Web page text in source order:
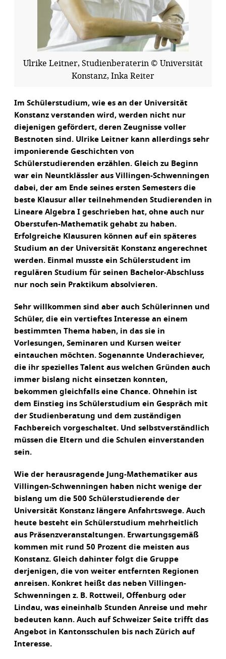
Ulrike Leitner, Studienberaterin © Universität
Konstanz, Inka Reiter
Im Schülerstudium, wie es an der Universität
Konstanz verstanden wird, werden nicht nur
diejenigen gefördert, deren Zeugnisse voller
Bestnoten sind. Ulrike Leitner kann allerdings sehr
imponierende Geschichten von
Schülerstudierenden erzählen. Gleich zu Beginn
war ein Neuntklässler aus Villingen-Schwenningen
dabei, der am Ende seines ersten Semesters die
beste Klausur aller teilnehmenden Studierenden in
Lineare Algebra I geschrieben hat, ohne auch nur
Oberstufen-Mathematik gehabt zu haben.
Erfolgreiche Klausuren können auf ein späteres
Studium an der Universität Konstanz angerechnet
werden. Einmal musste ein Schülerstudent im
regulären Studium für seinen Bachelor-Abschluss
nur noch sein Praktikum absolvieren.
Sehr willkommen sind aber auch Schülerinnen und
Schüler, die ein vertieftes Interesse an einem
bestimmten Thema haben, in das sie in
Vorlesungen, Seminaren und Kursen weiter
eintauchen möchten. Sogenannte Underachiever,
die ihr spezielles Talent aus welchen Gründen auch
immer bislang nicht einsetzen konnten,
bekommen gleichfalls eine Chance. Ohnehin ist
dem Einstieg ins Schülerstudium ein Gespräch mit
der Studienberatung und dem zuständigen
Fachbereich vorgeschaltet. Und selbstverständlich
müssen die Eltern und die Schulen einverstanden
sein.
Wie der herausragende Jung-Mathematiker aus
Villingen-Schwenningen haben nicht wenige der
bislang um die 500 Schülerstudierende der
Universität Konstanz längere Anfahrtswege. Auch
heute besteht ein Schülerstudium mehrheitlich
aus Präsenzveranstaltungen. Erwartungsgemäß
kommen mit rund 50 Prozent die meisten aus
Konstanz. Gleich dahinter folgt die Gruppe
derjenigen, die von weiter entfernten Regionen
anreisen. Konkret heißt das neben Villingen-
Schwenningen z. B. Rottweil, Offenburg oder
Lindau, was eineinhalb Stunden Anreise und mehr
bedeuten kann. Auch auf Schweizer Seite trifft das
Angebot in Kantonsschulen bis nach Zürich auf
Interesse.